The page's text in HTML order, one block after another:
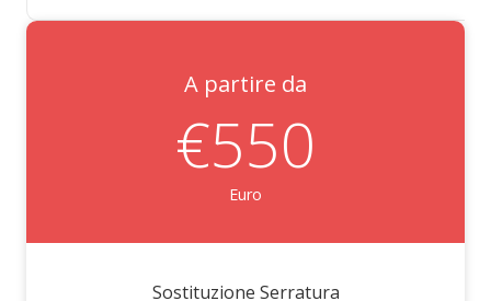
A partire da
€550
Euro
Sostituzione Serratura